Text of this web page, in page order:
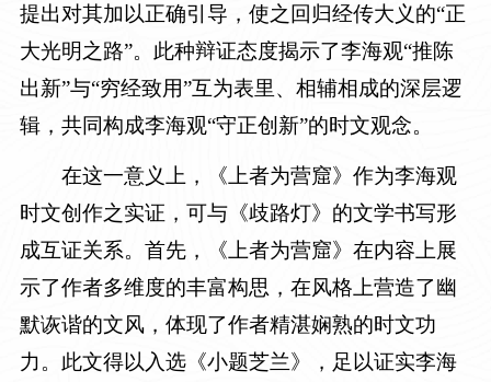
提出对其加以正确引导，使之回归经传大义的“正
大光明之路”。此种辩证态度揭示了李海观“推陈
出新”与“穷经致用”互为表里、相辅相成的深层逻
辑，共同构成李海观“守正创新”的时文观念。
在这一意义上，《上者为营窟》作为李海观
时文创作之实证，可与《歧路灯》的文学书写形
成互证关系。首先，《上者为营窟》在内容上展
示了作者多维度的丰富构思，在风格上营造了幽
默诙谐的文风，体现了作者精湛娴熟的时文功
力。此文得以入选《小题芝兰》，足以证实李海